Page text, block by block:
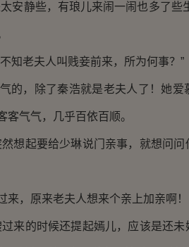
静些，有琅儿来闹一闹也多了些
老夫人叫贱妾前来，所为何事？”
，除了秦浩就是老夫人了！她爱
气气，几乎百依百顺。
起要给少琳说门亲事，就想问问
，原来老夫人想来个亲上加亲啊！
的时候还提起嫣儿，应该是还未